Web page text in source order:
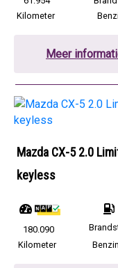
Kilometer
Meer
Mazda CX-5 2.0
keyless
180.090
Kilometer